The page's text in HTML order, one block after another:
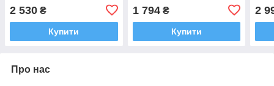
2 530 ₴
Купити
1 794₴
Купити
2
Про нас